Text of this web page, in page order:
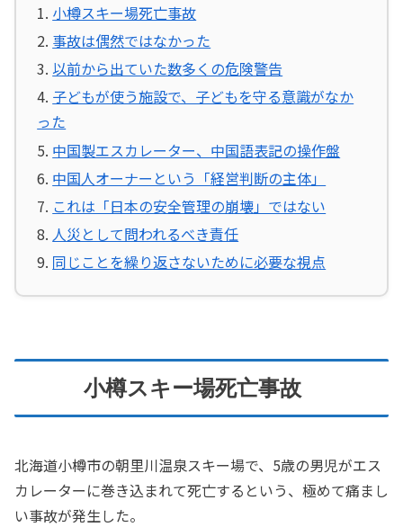
小樽スキー場死亡事故
事故は偶然ではなかった
以前から出ていた数多くの危険警告
子どもが使う施設で、子どもを守る意識がなか
った
中国製エスカレーター、中国語表記の操作盤
中国人オーナーという「経営判断の主体」
これは「日本の安全管理の崩壊」ではない
人災として問われるべき責任
同じことを繰り返さないために必要な視点
小樽スキー場死亡事故
北海道小樽市の朝里川温泉スキー場で、5歳の男児がエス
カレーターに巻き込まれて死亡するという、極めて痛まし
い事故が発生した。